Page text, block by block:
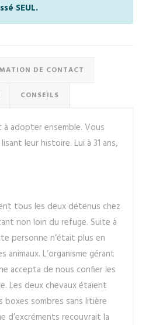
SEUL.
DE CONTACT
CONSEILS
adopter ensemble. Vous
leur histoire. Lui à 31 ans,
tous les deux détenus chez
non loin du refuge. Suite à
personne n’était plus en
animaux. L’organisme gérant
accepta de nous confier les
Les deux chevaux étaient
sombres sans litière
d’excréments recouvrait la